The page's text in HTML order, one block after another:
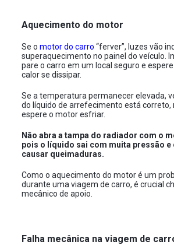
Aquecimento do motor
Se omotor do carro “ferver”, luzes vão
superaquecimento no painel do veículo.
pare o carro em um local seguro e
calor se dissipar.
Se a temperatura permanecer elevada,
do líquido de arrefecimento está correto,
espere o motor esfriar.
Não abra a tampa do radiador com o
pois o líquido sai com muita pressão e
causar queimaduras.
Como o aquecimento do motor é um
durante uma viagem de carro, é crucial
mecânico de apoio.
Falha mecânica na viagem de